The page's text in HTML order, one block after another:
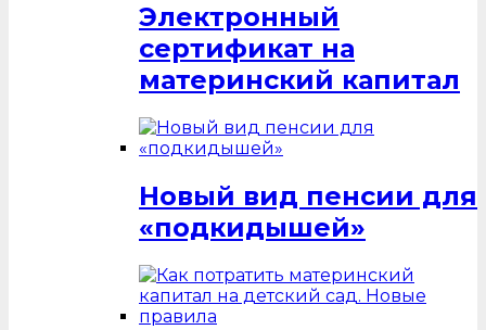
Электронный
сертификат на
материнский капитал
Новый вид пенсии для
«подкидышей»